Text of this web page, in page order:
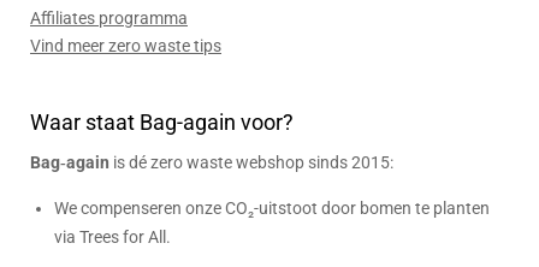
Affiliates programma
Vind meer zero waste tips
Waar staat Bag-again voor?
Bag‑again is dé zero waste webshop sinds 2015:
We compenseren onze CO₂-uitstoot door bomen te planten
via Trees for All.